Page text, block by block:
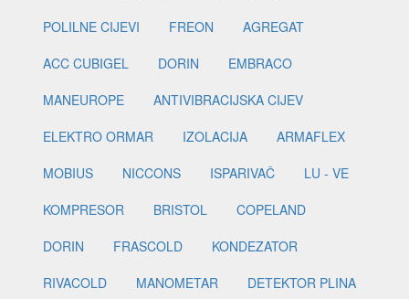
POLILNE CIJEVI
FREON
AGREGAT
ACC CUBIGEL
DORIN
EMBRACO
MANEUROPE
ANTIVIBRACIJSKA CIJEV
ELEKTRO ORMAR
IZOLACIJA
ARMAFLEX
MOBIUS
NICCONS ISPARIVAČ
LU - VE
KOMPRESOR
BRISTOL
COPELAND
DORIN
FRASCOLD
KONDEZATOR
RIVACOLD
MANOMETAR
DETEKTOR PLINA